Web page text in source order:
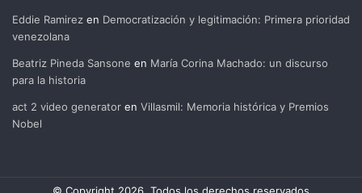
Eddie Ramirez en Democratización y legitimación: Primera prioridad
venezolana
Beatriz Pineda Sansone en María Corina Machado: un discurso
para la historia
act 2 video generator en Villasmil: Memoria histórica y Premios
Nobel